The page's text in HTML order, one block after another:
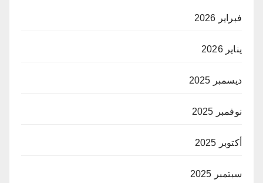
فبراير 2026
يناير 2026
ديسمبر 2025
نوفمبر 2025
أكتوبر 2025
سبتمبر 2025